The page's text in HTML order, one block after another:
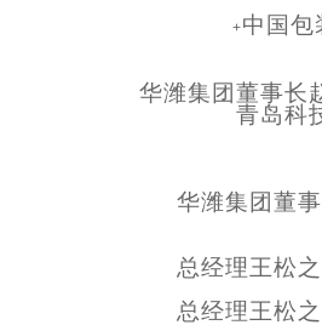
+中国包
华潍集团董事长
青岛科
华潍集团董
总经理王松
总经理王松